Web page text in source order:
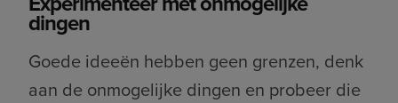
dingen
Goede ideeën hebben geen grenzen, denk
aan de onmogelijke dingen en probeer die